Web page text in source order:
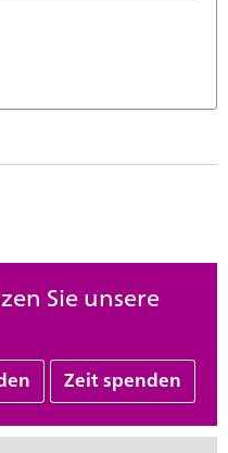
Sie unsere
Zeit spenden